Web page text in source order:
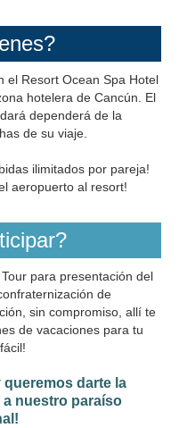
el Resort Ocean Spa Hotel
hotelera de Cancún. El
dependerá de la
de su viaje.
ilimitados por pareja!
aeropuerto al resort!
para presentación del
de
sin compromiso, allí te
de vacaciones para tu
queremos darte la
nuestro paraíso